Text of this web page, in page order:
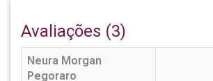
Avaliações (3)
Neura Morgan
Pegoraro